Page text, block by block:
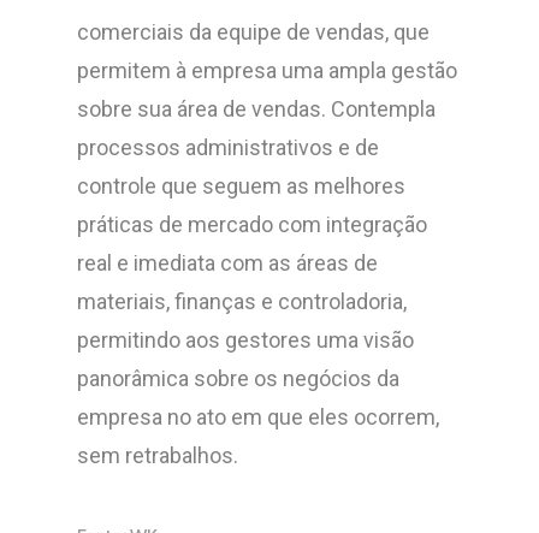
comerciais da equipe de vendas, que
permitem à empresa uma ampla gestão
sobre sua área de vendas. Contempla
processos administrativos e de
controle que seguem as melhores
práticas de mercado com integração
real e imediata com as áreas de
materiais, finanças e controladoria,
permitindo aos gestores uma visão
panorâmica sobre os negócios da
empresa no ato em que eles ocorrem,
sem retrabalhos.